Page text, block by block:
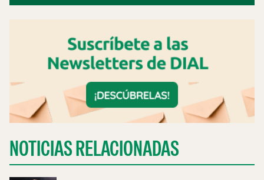
NOTICIAS RELACIONADAS